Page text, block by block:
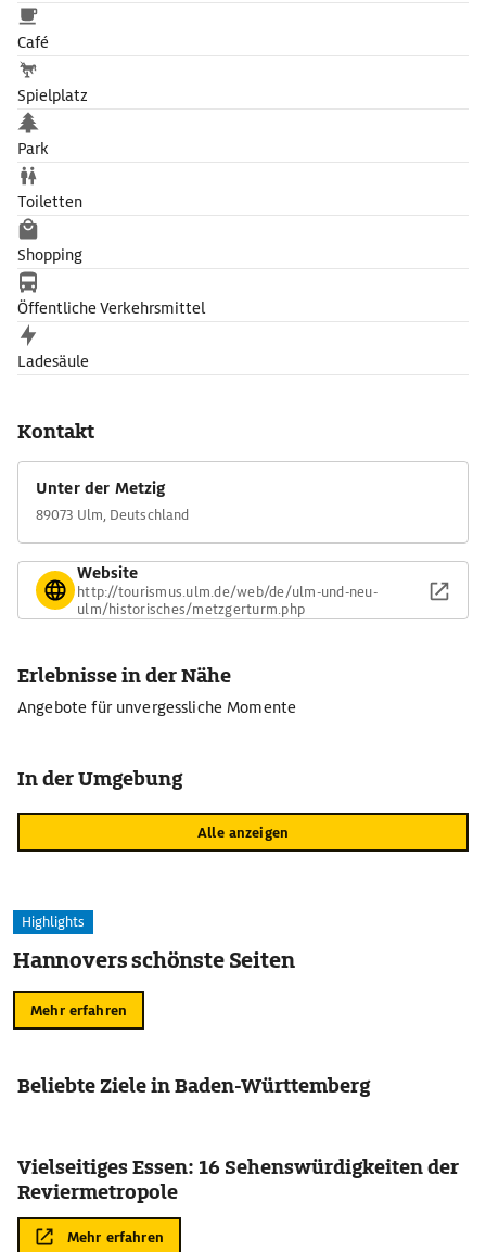
Café
Spielplatz
Park
Toiletten
Shopping
Öffentliche Verkehrsmittel
Ladesäule
Kontakt
Unter der Metzig
89073 Ulm, Deutschland
Website
http://tourismus.ulm.de/web/de/ulm-und-neu-
ulm/historisches/metzgerturm.php
Erlebnisse in der Nähe
Angebote für unvergessliche Momente
In der Umgebung
Alle anzeigen
Highlights
Hannovers schönste Seiten
Mehr erfahren
Beliebte Ziele in Baden-Württemberg
Vielseitiges Essen: 16 Sehenswürdigkeiten der
Reviermetropole
Mehr erfahren